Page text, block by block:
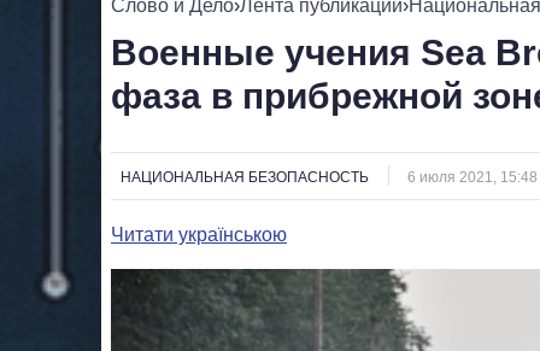
Слово и Дело›Лента публикаций›
Военные учения Sea
фаза в прибрежной
НАЦИОНАЛЬНАЯ БЕЗОПАСНОСТЬ 6 июля 2021, 15:48
Читати українською